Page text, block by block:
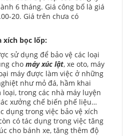
6 tháng. Giá công bố là giá
20. Giá trên chưa có
xích bọc lốp:
sử dụng để bảo vệ các loại
cho máy xúc lật, xe oto, máy
máy được làm việc ở những
như mỏ đá, hầm khai
trong các nhà máy luyện
xưởng chế biến phế liệu…
dụng trong việc bảo vệ xích
có tác dụng trong việc tăng
cho bánh xe, tăng thêm độ